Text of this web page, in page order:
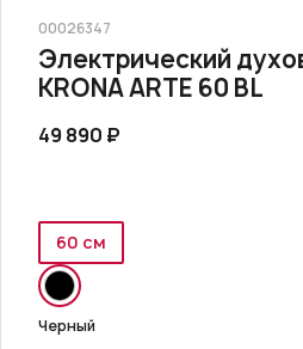
00026347
Электрический
KRONA ARTE 60 BL
49 890 ₽
60 см
Черный